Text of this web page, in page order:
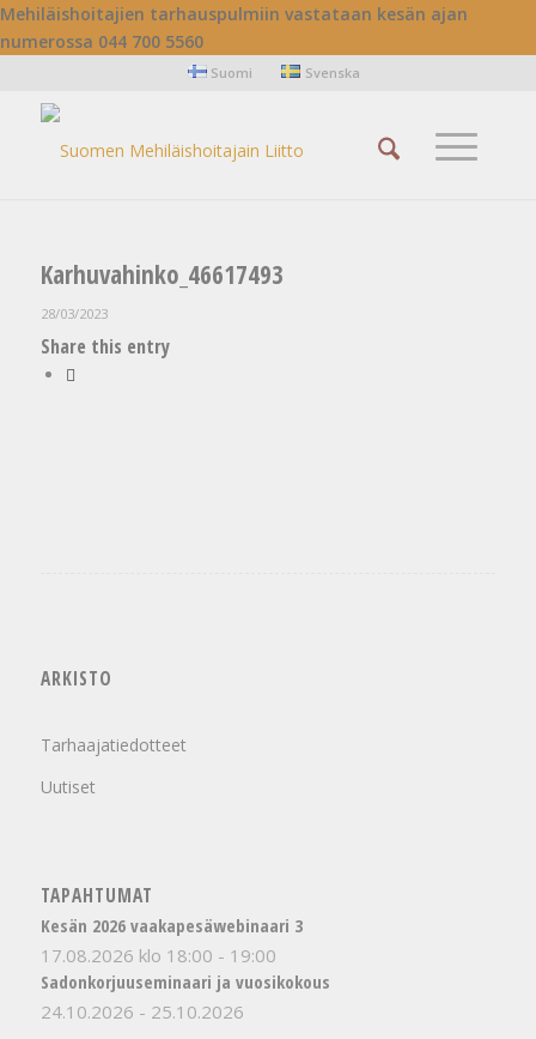
Mehiläishoitajien tarhauspulmiin vastataan kesän ajan
numerossa 044 700 5560
Suomi Svenska
Karhuvahinko_46617493
28/03/2023
Share this entry
ARKISTO
Tarhaajatiedotteet
Uutiset
TAPAHTUMAT
Kesän 2026 vaakapesäwebinaari 3
17.08.2026 klo 18:00 - 19:00
Sadonkorjuuseminaari ja vuosikokous
24.10.2026 - 25.10.2026